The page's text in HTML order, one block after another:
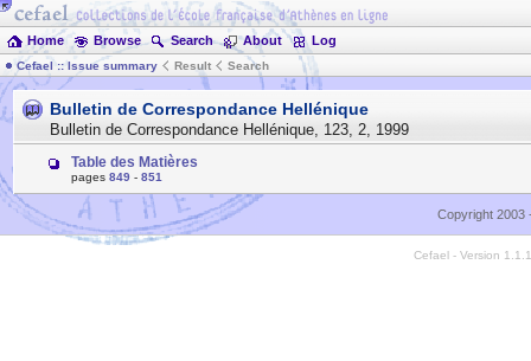
Home Browse Search About Log
Cefael :: Issue summary Result Search
Bulletin de Correspondance Hellénique
Bulletin de Correspondance Hellénique, 123, 2, 1999
Table des Matières
pages 849 - 851
Copyright 2003
Cefael - Version